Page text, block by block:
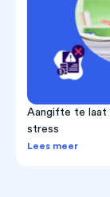
Aangifte te laat
stress
Lees meer